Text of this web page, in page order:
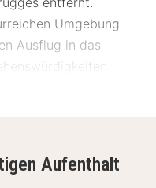
Umgebung
Ausflug in das
WLAN und
Aufenthalt